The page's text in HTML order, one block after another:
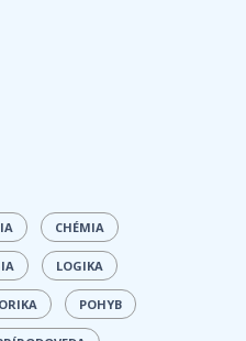
CHÉMIA
LOGIKA
POHYB